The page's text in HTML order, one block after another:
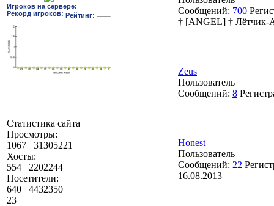
Статистика сайта
Просмотры:
1067
31305221
Хосты:
554
2202244
Посетители:
640
4432350
23
Сообщений: 700
† [ANGEL] † Лётчик-
Zeus
Пользователь
Сообщений: 8
Honest
Пользователь
Сообщений: 22
16.08.2013